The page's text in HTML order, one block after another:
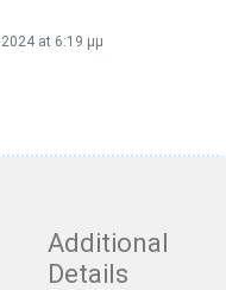
at 6:19 μμ
Additional
Details